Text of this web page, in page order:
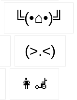
╚(•⌂•)╝
(>.<)
👩‍🦼‍